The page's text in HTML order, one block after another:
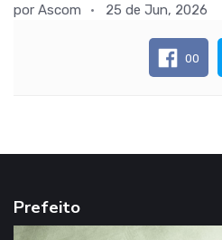
por Ascom 25 de Jun, 2026
00
Prefeito